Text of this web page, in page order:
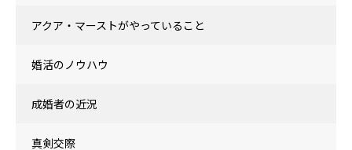
アクア・マーストがやっていること
婚活のノウハウ
成婚者の近況
真剣交際